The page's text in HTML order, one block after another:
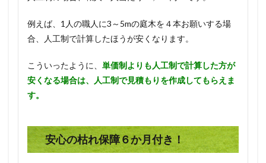
例えば、1人の職人に3～5mの庭木を４本お願いする場
合、人工制で計算したほうが安くなります。
こういったように、 単価制よりも人工制で計算した方が
安くなる場合は、人工制で見積もりを作成してもらえま
す。
安心の枯れ保障６か月付き！